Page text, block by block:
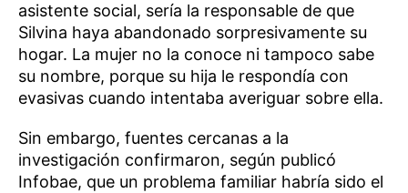
asistente social, sería la responsable de que
Silvina haya abandonado sorpresivamente su
hogar. La mujer no la conoce ni tampoco sabe
su nombre, porque su hija le respondía con
evasivas cuando intentaba averiguar sobre ella.
Sin embargo, fuentes cercanas a la
investigación confirmaron, según publicó
Infobae, que un problema familiar habría sido el